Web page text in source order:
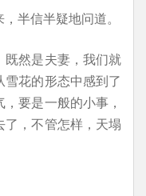
半信半疑地问道。
既然是夫妻，我们就
花的形态中感到了
要是一般的小事，
，不管怎样，天塌